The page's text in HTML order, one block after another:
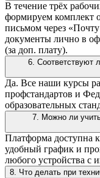
В течение трёх
формируем комплект
письмом через
документы лично в
(за доп. плату).
6. Соответствуют
Да. Все наши курсы
профстандартов и
образовательных
7. Можно ли
Платформа доступна
удобный график и
любого устройства с
8. Что делать при